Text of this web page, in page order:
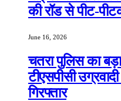
की रॉड से पीट-
June 16, 2026
चतरा पुलिस का
टीएसपीसी
गिरफ्तार